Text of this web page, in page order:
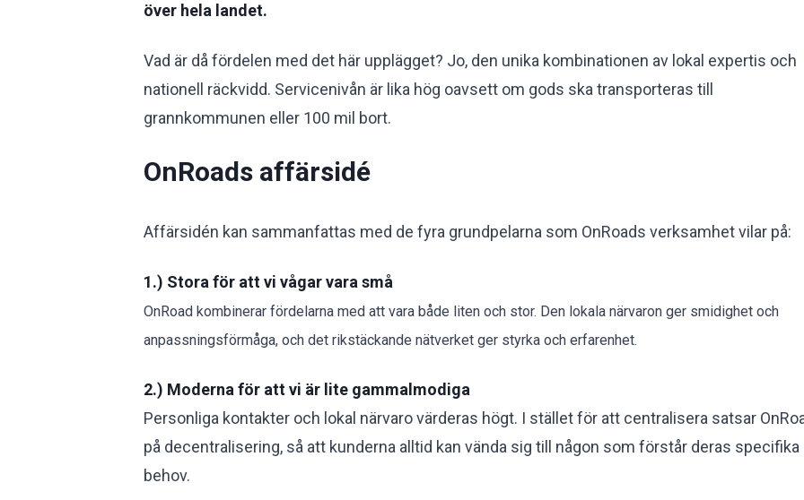
över hela landet.
Vad är då fördelen med det här upplägget? Jo, den unika kombinationen av lokal expertis och
nationell räckvidd. Servicenivån är lika hög oavsett om gods ska transporteras till
grannkommunen eller 100 mil bort.
OnRoads affärsidé
Affärsidén kan sammanfattas med de fyra grundpelarna som OnRoads verksamhet vilar på:
1.) Stora för att vi vågar vara små
OnRoad kombinerar fördelarna med att vara både liten och stor. Den lokala närvaron ger smidighet och
anpassningsförmåga, och det rikstäckande nätverket ger styrka och erfarenhet.
2.) Moderna för att vi är lite gammalmodiga
Personliga kontakter och lokal närvaro värderas högt. I stället för att centralisera satsar
på decentralisering, så att kunderna alltid kan vända sig till någon som förstår deras specifika
behov.